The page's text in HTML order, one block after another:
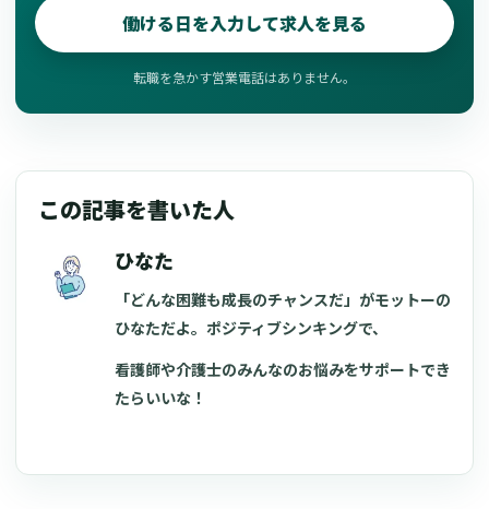
働ける日を入力して求人を見る
転職を急かす営業電話はありません。
この記事を書いた人
ひなた
「どんな困難も成長のチャンスだ」がモットーの
ひなただよ。ポジティブシンキングで、
看護師や介護士のみんなのお悩みをサポートでき
たらいいな！